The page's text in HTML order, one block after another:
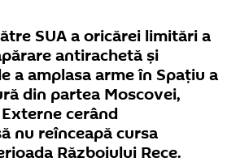
SUA a oricărei limitări a
antirachetă și
a amplasa arme în Spațiu a
din partea Moscovei,
cerând
nu reînceapă cursa
Războiului Rece.